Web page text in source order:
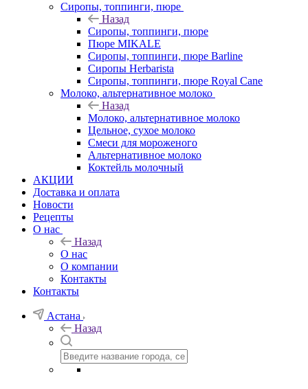
Сиропы, топпинги, пюре
Назад
Сиропы, топпинги, пюре
Пюре MIKALE
Сиропы, топпинги, пюре Barline
Сиропы Herbarista
Сиропы, топпинги, пюре Royal Cane
Молоко, альтернативное молоко
Назад
Молоко, альтернативное молоко
Цельное, сухое молоко
Смеси для мороженого
Альтернативное молоко
Коктейль молочный
АКЦИИ
Доставка и оплата
Новости
Рецепты
О нас
Назад
О нас
О компании
Контакты
Контакты
Астана
Назад